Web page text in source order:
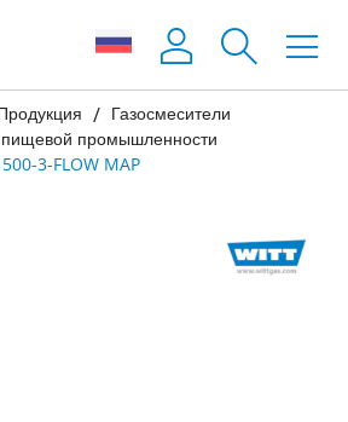
Газосмесители
пищевой промышленности
3-FLOW MAP